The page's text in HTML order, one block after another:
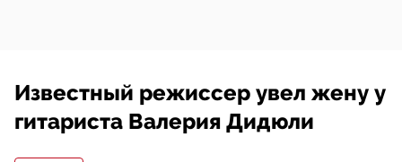
Известный режиссер увел жену у
гитариста Валерия Дидюли